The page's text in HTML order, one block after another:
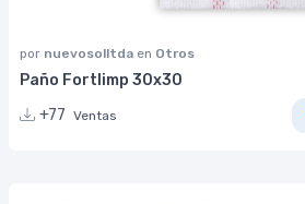
por nuevosolltda en Otros
Paño Fortlimp 30x30
+77 Ventas